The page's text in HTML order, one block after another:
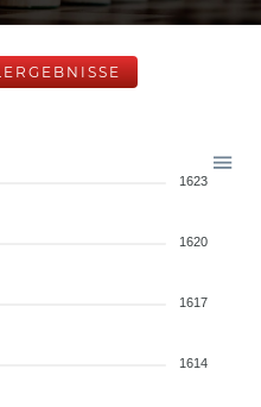
1623
1620
1617
1614